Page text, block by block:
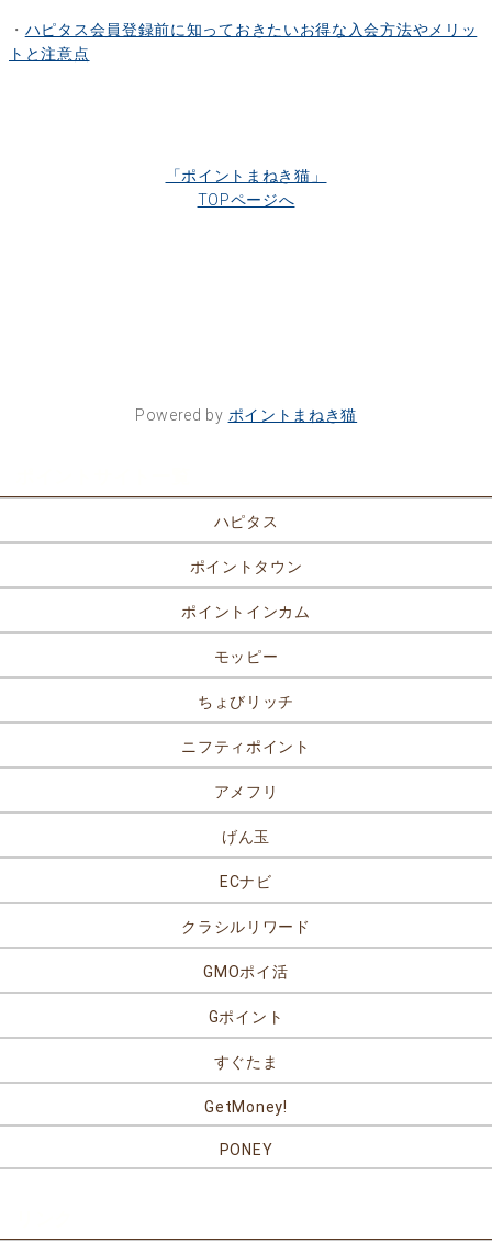
・ ハピタス会員登録前に知っておきたいお得な入会方法やメリッ
トと注意点
「ポイントまねき猫」
TOPページへ
Powered by ポイントまねき猫
ハピタス
ポイントタウン
ポイントインカム
モッピー
ちょびリッチ
ニフティポイント
アメフリ
げん玉
ECナビ
クラシルリワード
GMOポイ活
Gポイント
すぐたま
GetMoney!
PONEY